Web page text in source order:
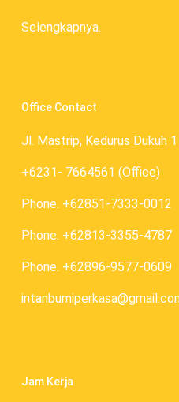
Selengkapnya.
Office Contact
Jl. Mastrip, Kedurus Dukuh
+6231- 7664561 (Office)
Phone. +62851-7333-0012
Phone. +62813-3355-4787
Phone. +62896-9577-0609
Jam Kerja